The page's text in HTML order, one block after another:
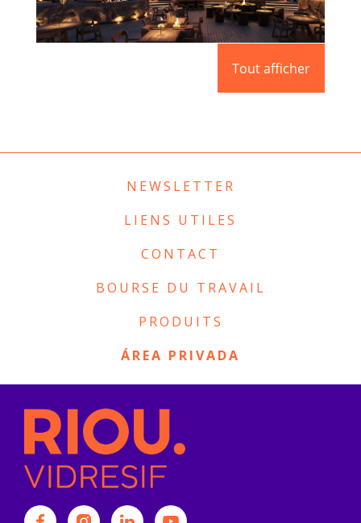
APRÈS – SKI L’ABARSET
Tout afficher
NEWSLETTER
LIENS UTILES
CONTACT
BOURSE DU TRAVAIL
PRODUITS
ÁREA PRIVADA